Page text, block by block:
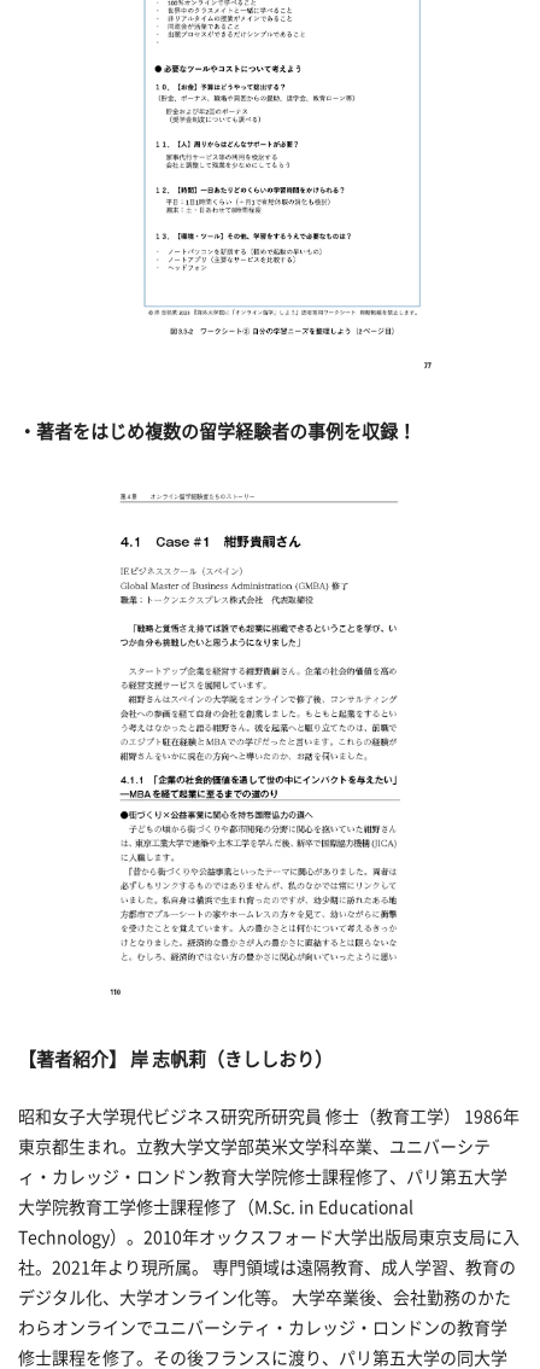
・著者をはじめ複数の留学経験者の事例を収録！
【著者紹介】 岸 志帆莉（きししおり）
昭和女子大学現代ビジネス研究所研究員 修士（教育工学） 1986年
東京都生まれ。立教大学文学部英米文学科卒業、ユニバーシテ
ィ・カレッジ・ロンドン教育大学院修士課程修了、パリ第五大学
大学院教育工学修士課程修了（M.Sc. in Educational
Technology）。2010年オックスフォード大学出版局東京支局に入
社。2021年より現所属。 専門領域は遠隔教育、成人学習、教育の
デジタル化、大学オンライン化等。 大学卒業後、会社勤務のかた
わらオンラインでユニバーシティ・カレッジ・ロンドンの教育学
修士課程を修了。その後フランスに渡り、パリ第五大学の同大学